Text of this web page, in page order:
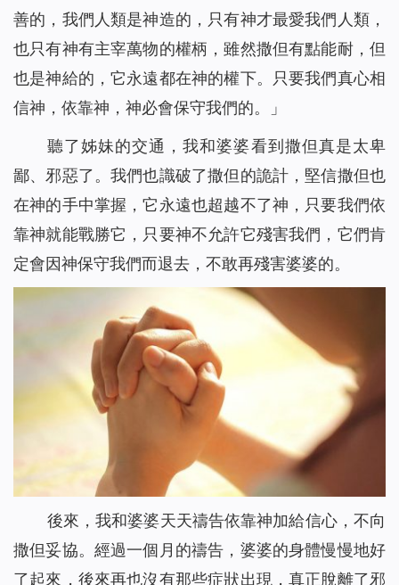
善的，我們人類是神造的，只有神才最愛我們人類，
也只有神有主宰萬物的權柄，雖然撒但有點能耐，但
也是神給的，它永遠都在神的權下。只要我們真心相
信神，依靠神，神必會保守我們的。」
聽了姊妹的交通，我和婆婆看到撒但真是太卑
鄙、邪惡了。我們也識破了撒但的詭計，堅信撒但也
在神的手中掌握，它永遠也超越不了神，只要我們依
靠神就能戰勝它，只要神不允許它殘害我們，它們肯
定會因神保守我們而退去，不敢再殘害婆婆的。
後來，我和婆婆天天禱告依靠神加給信心，不向
撒但妥協。經過一個月的禱告，婆婆的身體慢慢地好
了起來，後來再也沒有那些症狀出現，真正脫離了邪